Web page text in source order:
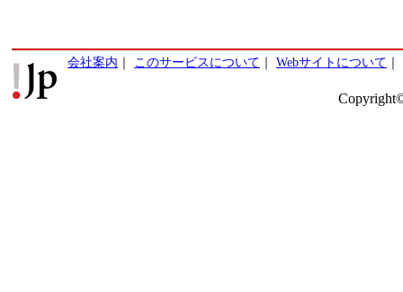
会社案内 このサービスについて Webサイトについて